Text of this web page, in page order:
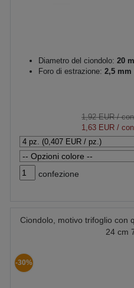
Diametro del ciondolo: 20
Foro di estrazione: 2,5 mm
1,92 EUR/
1,63 EUR /
confezione
Ciondolo, motivo trifoglio con
24 cm
-30%